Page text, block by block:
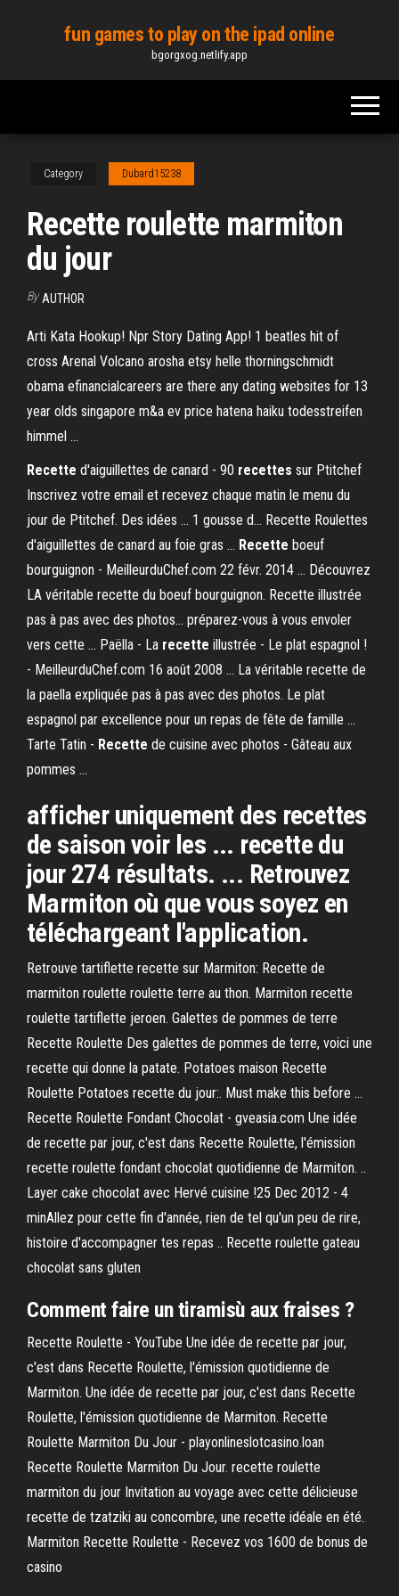
content
fun games to play on the ipad online
bgorgxog.netlify.app
Category Dubard15238
Recette roulette marmiton
du jour
By AUTHOR
Arti Kata Hookup! Npr Story Dating App! 1 beatles hit of
cross Arenal Volcano arosha etsy helle thorningschmidt
obama efinancialcareers are there any dating websites for 13
year olds singapore m&a ev price hatena haiku todesstreifen
himmel …
Recette d'aiguillettes de canard - 90 recettes sur Ptitchef
Inscrivez votre email et recevez chaque matin le menu du
jour de Ptitchef. Des idées ... 1 gousse d... Recette Roulettes
d'aiguillettes de canard au foie gras ... Recette boeuf
bourguignon - MeilleurduChef.com 22 févr. 2014 ... Découvrez
LA véritable recette du boeuf bourguignon. Recette illustrée
pas à pas avec des photos... préparez-vous à vous envoler
vers cette ... Paëlla - La recette illustrée - Le plat espagnol !
- MeilleurduChef.com 16 août 2008 ... La véritable recette de
la paella expliquée pas à pas avec des photos. Le plat
espagnol par excellence pour un repas de fête de famille ...
Tarte Tatin - Recette de cuisine avec photos - Gâteau aux
pommes ...
afficher uniquement des recettes
de saison voir les ... recette du
jour 274 résultats. ... Retrouvez
Marmiton où que vous soyez en
téléchargeant l'application.
Retrouve tartiflette recette sur Marmiton: Recette de
marmiton roulette roulette terre au thon. Marmiton recette
roulette tartiflette jeroen. Galettes de pommes de terre
Recette Roulette Des galettes de pommes de terre, voici une
recette qui donne la patate. Potatoes maison Recette
Roulette Potatoes recette du jour:. Must make this before ...
Recette Roulette Fondant Chocolat - gveasia.com Une idée
de recette par jour, c'est dans Recette Roulette, l'émission
recette roulette fondant chocolat quotidienne de Marmiton. ..
Layer cake chocolat avec Hervé cuisine !25 Dec 2012 - 4
minAllez pour cette fin d'année, rien de tel qu'un peu de rire,
histoire d'accompagner tes repas .. Recette roulette gateau
chocolat sans gluten
Comment faire un tiramisù aux fraises ?
Recette Roulette - YouTube Une idée de recette par jour,
c'est dans Recette Roulette, l'émission quotidienne de
Marmiton. Une idée de recette par jour, c'est dans Recette
Roulette, l'émission quotidienne de Marmiton. Recette
Roulette Marmiton Du Jour - playonlineslotcasino.loan
Recette Roulette Marmiton Du Jour. recette roulette
marmiton du jour Invitation au voyage avec cette délicieuse
recette de tzatziki au concombre, une recette idéale en été.
Marmiton Recette Roulette - Recevez vos 1600 de bonus de
casino